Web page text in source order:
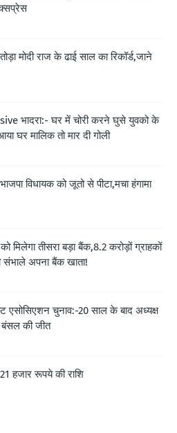
मोदी राज के ढाई साल का रिकॉर्ड,जाने
भादरा:- घर में चोरी करने घुसे युवको के
घर मालिक तो मार दी गोली
विधायक को जूतो से पीटा,मचा हंगामा
मिलेगा तीसरा बड़ा बैंक,8.2 करोड़ों ग्राहकों
अपना बैंक खाता!
एसोसिएशन चुनाव:-20 साल के बाद अध्यक्ष
की जीत
हजार रूपये की राशि